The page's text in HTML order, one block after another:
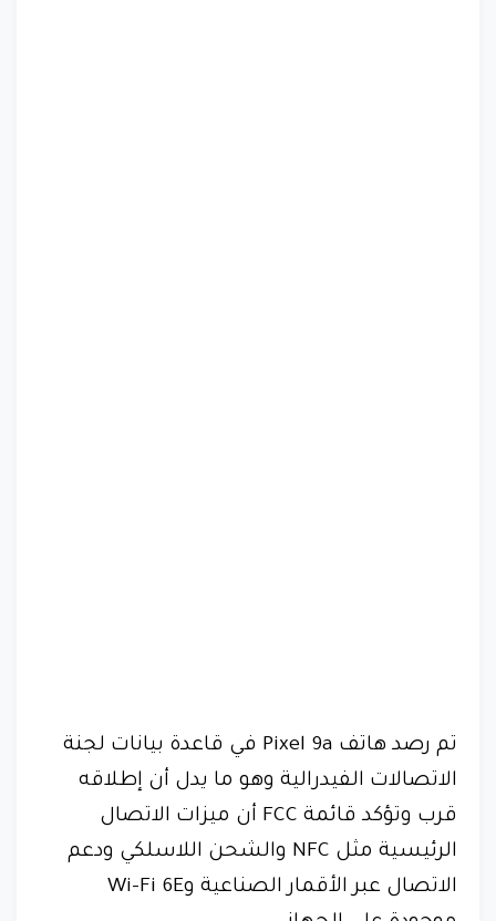
تم رصد هاتف Pixel 9a في قاعدة بيانات لجنة
الاتصالات الفيدرالية وهو ما يدل أن إطلاقه
قرب وتؤكد قائمة FCC أن ميزات الاتصال
الرئيسية مثل NFC والشحن اللاسلكي ودعم
الاتصال عبر الأقمار الصناعية وWi-Fi 6E